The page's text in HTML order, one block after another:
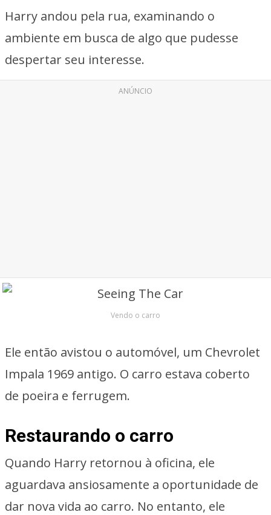
Harry andou pela rua, examinando o
ambiente em busca de algo que pudesse
despertar seu interesse.
ANÚNCIO
Vendo o carro
Ele então avistou o automóvel, um Chevrolet
Impala 1969 antigo. O carro estava coberto
de poeira e ferrugem.
Restaurando o carro
Quando Harry retornou à oficina, ele
aguardava ansiosamente a oportunidade de
dar nova vida ao carro. No entanto, ele